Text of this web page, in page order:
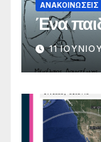
ΑΝΑΚΟΙΝΏΣΕΙΣ
Ένα
11